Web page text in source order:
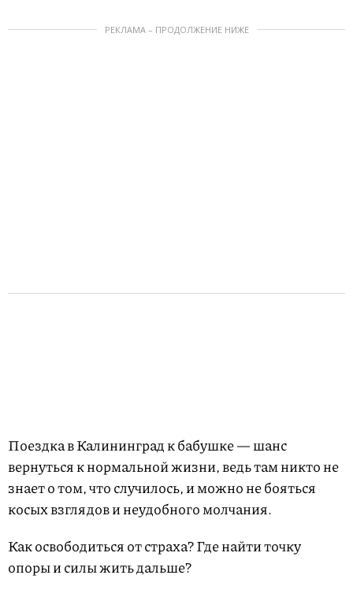
РЕКЛАМА – ПРОДОЛЖЕНИЕ НИЖЕ
Поездка в Калининград к бабушке — шанс
вернуться к нормальной жизни, ведь там никто не
знает о том, что случилось, и можно не бояться
косых взглядов и неудобного молчания.
Как освободиться от страха? Где найти точку
опоры и силы жить дальше?